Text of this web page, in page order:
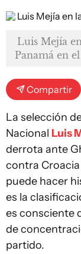
Luis Mejía
Panamá en
Compartir
La selección
Nacional Luis
derrota ante
contra
puede hacer
es la
es consciente
de
partido.